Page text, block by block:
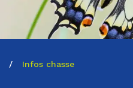
/ Infos chasse